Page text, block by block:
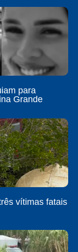
para
Grande
vítimas fatais